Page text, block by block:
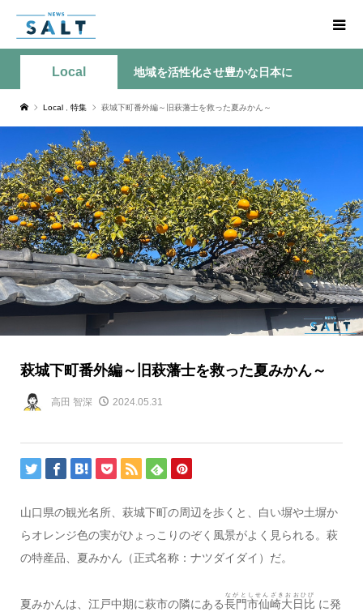
Local 地域を活性化させ豊かな日本に
Local 特集 萩城下町番外編～旧萩藩士を救った夏みかん～
萩城下町番外編～旧萩藩士を救った夏みかん～
高田 智深 2024.05.31
山口県の観光名所、萩城下町の周辺を歩くと、白い塀や土塀か
らオレンジ色の実がひょっこりのぞく風景がよく見られる。萩
の特産品、夏みかん（正式名称：ナツダイダイ）だ。
夏みかんは、江戸中期に萩市の隣にある長門市仙崎大日比
ながとしせんざきおおひび
に発